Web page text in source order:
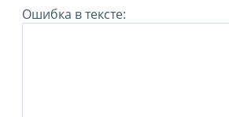
Ошибка в тексте: